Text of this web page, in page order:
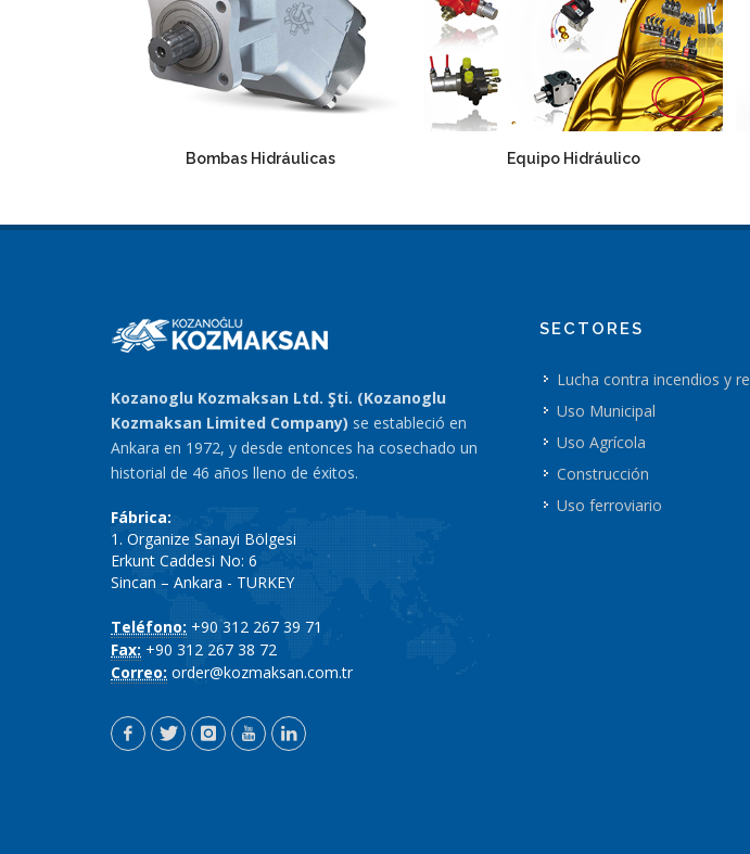
Bombas Hidráulicas Equipo Hidráulico
Kozanoglu Kozmaksan Ltd. Şti. (Kozanoglu
Kozmaksan Limited Company) se estableció en
Ankara en 1972, y desde entonces ha cosechado un
historial de 46 años lleno de éxitos.
Fábrica:
1. Organize Sanayi Bölgesi
Erkunt Caddesi No: 6
Sincan – Ankara - TURKEY
Teléfono: +90 312 267 39 71
Fax: +90 312 267 38 72
Correo: order@kozmaksan.com.tr
SECTORES
Lucha contra incendios y
Uso Municipal
Uso Agrícola
Construcción
Uso ferroviario